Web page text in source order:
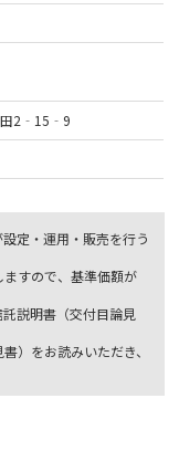
田2‐15‐9
定・運用・販売を行う
すので、基準価額が
説明書（交付目論見
）をお読みいただき、